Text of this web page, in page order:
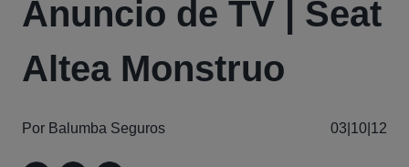
Anuncio de TV | Seat
Altea Monstruo
Por Balumba Seguros 03|10|12